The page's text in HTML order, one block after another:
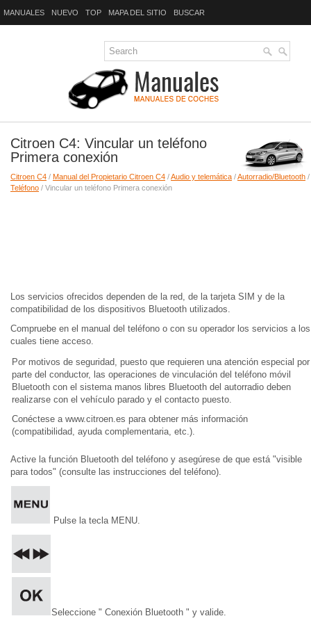
MANUALES NUEVO TOP MAPA DEL SITIO BUSCAR
Citroen C4: Vincular un teléfono
Primera conexión
Citroen C4 / Manual del Propietario Citroen C4 /Audio y telemática /Autorradio/Bluetooth /
Teléfono / Vincular un teléfono Primera conexión
Los servicios ofrecidos dependen de la red, de la tarjeta SIM y de la
compatibilidad de los dispositivos Bluetooth utilizados.
Compruebe en el manual del teléfono o con su operador los servicios a los
cuales tiene acceso.
Por motivos de seguridad, puesto que requieren una atención especial por
parte del conductor, las operaciones de vinculación del teléfono móvil
Bluetooth con el sistema manos libres Bluetooth del autorradio deben
realizarse con el vehículo parado y el contacto puesto.
Conéctese a www.citroen.es para obtener más información
(compatibilidad, ayuda complementaria, etc.).
Active la función Bluetooth del teléfono y asegúrese de que está "visible
para todos" (consulte las instrucciones del teléfono).
Pulse la tecla MENU.
Seleccione " Conexión Bluetooth " y valide.